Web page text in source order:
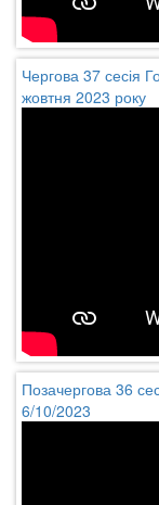
Чергова 37 сесія
жовтня 2023 року
Позачергова 36
6/10/2023